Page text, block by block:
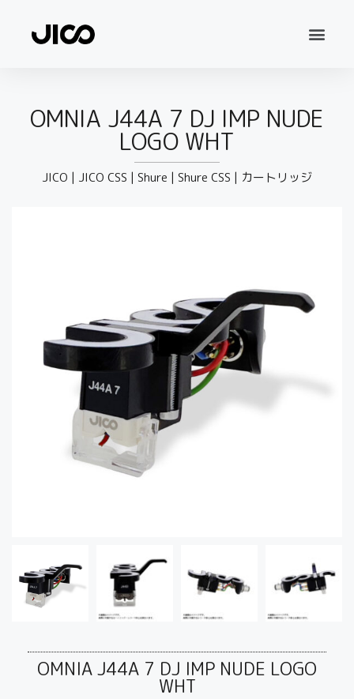
OMNIA J44A 7 DJ IMP NUDE
LOGO WHT
JICO | JICO CSS | Shure | Shure CSS | カートリッジ
OMNIA J44A 7 DJ IMP NUDE LOGO
WHT